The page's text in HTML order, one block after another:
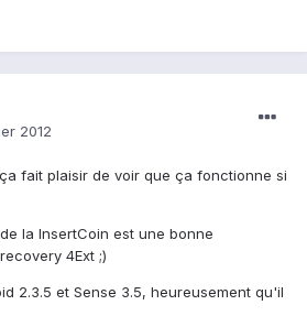
2012
fait plaisir de voir que ça fonctionne si
la InsertCoin est une bonne
4Ext ;)
2.3.5 et Sense 3.5, heureusement qu'il